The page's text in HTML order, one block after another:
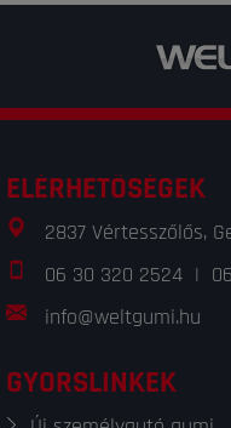
ELÉRHETŐSÉGEK
2837 Vértesszőlős,
06 30 320 2524 |
info@weltgumi.hu
GYORSLINKEK